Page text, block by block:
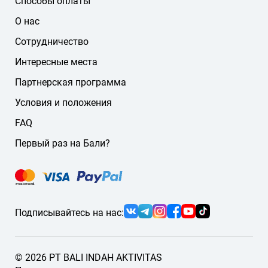
Если нужного языка нет на сайте, напишите нам — мы
подберём подходящего гида или водителя.
Подписывайтесь на нас:
О нас
Сотрудничество
Интересные места
Партнерская программа
Условия и положения
FAQ
Первый раз на Бали?
© 2026 PT BALI INDAH AKTIVITAS